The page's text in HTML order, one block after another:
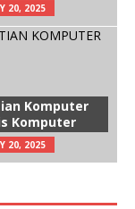
20, 2025
Komputer
Komputer
20, 2025